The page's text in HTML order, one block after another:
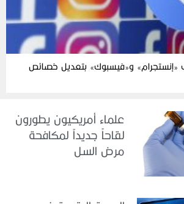
«إنستجرام» و«فيسبوك» بتعديل خصائص
علماء أمريكيون يطورون
لقاحاً جديداً لمكافحة
مرض السل